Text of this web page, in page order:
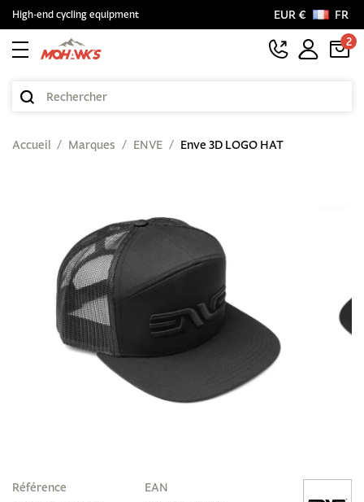
High-end cycling equipment EUR €
FR
2
Accueil Marques ENVE Enve 3D LOGO HAT
Référence EAN